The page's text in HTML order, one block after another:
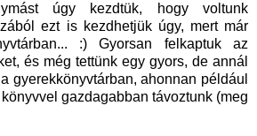
úgy kezdtük, hogy voltunk
ezt is kezdhetjük úgy, mert már
:) Gyorsan felkaptuk az
és még tettünk egy gyors, de annál
gyerekkönyvtárban, ahonnan például
gazdagabban távoztunk (meg